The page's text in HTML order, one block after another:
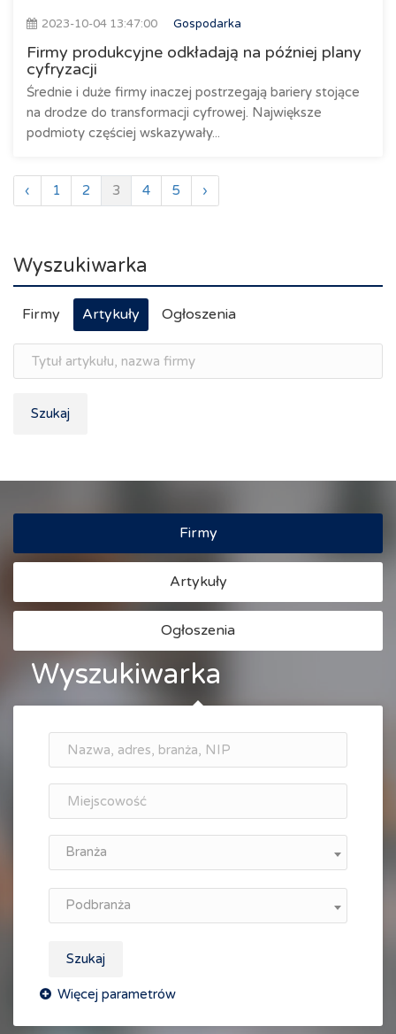
2023-10-04 13:47:00 Gospodarka
Firmy produkcyjne odkładają na później plany
cyfryzacji
Średnie i duże firmy inaczej postrzegają bariery stojące
na drodze do transformacji cyfrowej. Największe
podmioty częściej wskazywały...
‹ 1 2 3 4 5 ›
Wyszukiwarka
Firmy Artykuły Ogłoszenia
Szukaj
Firmy
Artykuły
Ogłoszenia
Wyszukiwarka
Branża
Podbranża
Szukaj